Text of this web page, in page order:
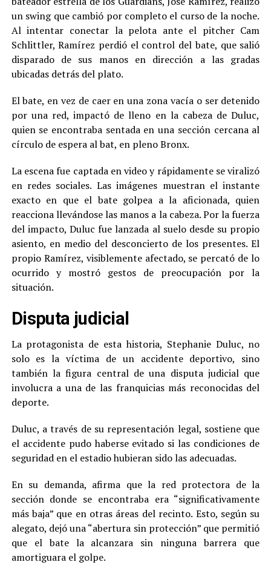
un swing que cambió por completo el curso de la noche.
Al intentar conectar la pelota ante el pitcher Cam
Schlittler, Ramírez perdió el control del bate, que salió
disparado de sus manos en dirección a las gradas
ubicadas detrás del plato.
El bate, en vez de caer en una zona vacía o ser detenido
por una red, impactó de lleno en la cabeza de Duluc,
quien se encontraba sentada en una sección cercana al
círculo de espera al bat, en pleno Bronx.
La escena fue captada en video y rápidamente se viralizó
en redes sociales. Las imágenes muestran el instante
exacto en que el bate golpea a la aficionada, quien
reacciona llevándose las manos a la cabeza. Por la fuerza
del impacto, Duluc fue lanzada al suelo desde su propio
asiento, en medio del desconcierto de los presentes. El
propio Ramírez, visiblemente afectado, se percató de lo
ocurrido y mostró gestos de preocupación por la
situación.
Disputa judicial
La protagonista de esta historia, Stephanie Duluc, no
solo es la víctima de un accidente deportivo, sino
también la figura central de una disputa judicial que
involucra a una de las franquicias más reconocidas del
deporte.
Duluc, a través de su representación legal, sostiene que
el accidente pudo haberse evitado si las condiciones de
seguridad en el estadio hubieran sido las adecuadas.
En su demanda, afirma que la red protectora de la
sección donde se encontraba era “significativamente
más baja” que en otras áreas del recinto. Esto, según su
alegato, dejó una “abertura sin protección” que permitió
que el bate la alcanzara sin ninguna barrera que
amortiguara el golpe.